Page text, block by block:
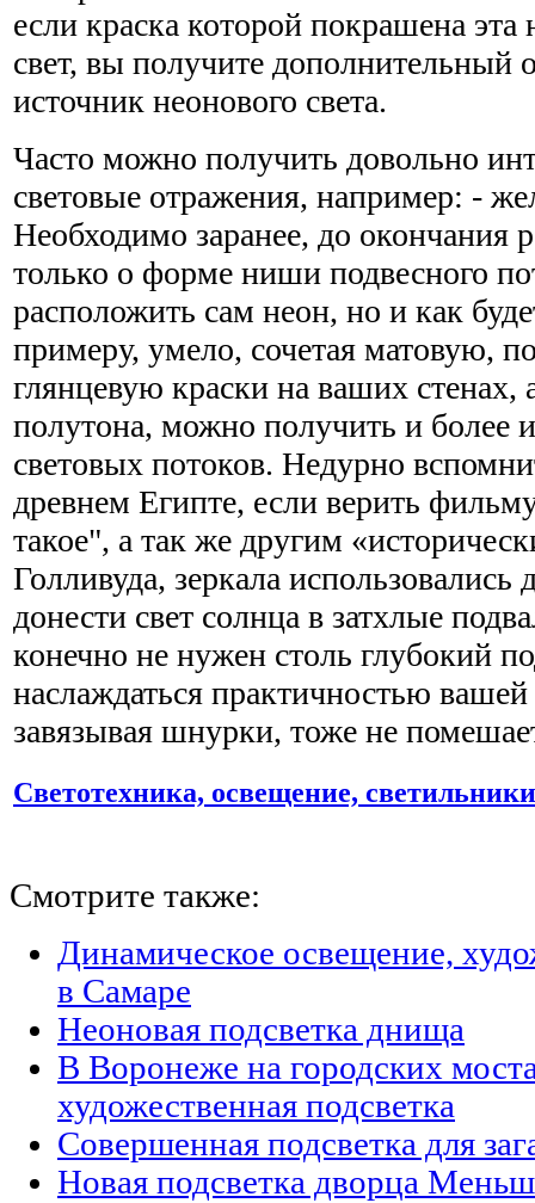
если краска которой покрашена
свет, вы получите дополнительный
источник неонового света.
Часто можно получить довольно
световые отражения, например: -
Необходимо заранее, до окончания
только о форме ниши подвесного
расположить сам неон, но и как
примеру, умело, сочетая матовую,
глянцевую краски на ваших стенах,
полутона, можно получить и более
световых потоков. Недурно
древнем Египте, если верить
такое", а так же другим
Голливуда, зеркала использовались
донести свет солнца в затхлые
конечно не нужен столь глубокий
наслаждаться практичностью
завязывая шнурки, тоже не
Светотехника, освещение, светильники
Смотрите также:
Динамическое освещение,
в Самаре
Неоновая подсветка днища
В Воронеже на городских
художественная подсветка
Совершенная подсветка для
Новая подсветка дворца